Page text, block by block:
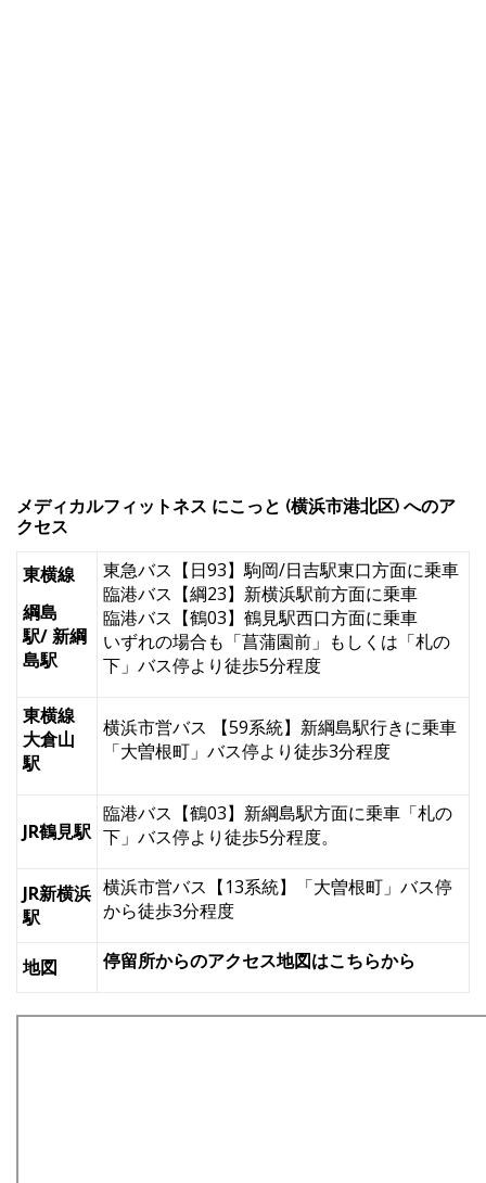
メディカルフィットネス にこっと (横浜市港北区) へのア
クセス
東横線
綱島
駅/ 新綱
島駅
東急バス【日93】駒岡/日吉駅東口方面に乗車
臨港バス【綱23】新横浜駅前方面に乗車
臨港バス【鶴03】鶴見駅西口方面に乗車
いずれの場合も「菖蒲園前」もしくは「札の
下」バス停より徒歩5分程度
東横線
大倉山
駅
横浜市営バス 【59系統】新綱島駅行きに乗車
「大曽根町」バス停より徒歩3分程度
JR鶴見駅
臨港バス【鶴03】新綱島駅方面に乗車「札の
下」バス停より徒歩5分程度。
JR新横浜
駅
横浜市営バス【13系統】「大曽根町」バス停
から徒歩3分程度
地図 停留所からのアクセス地図はこちらから